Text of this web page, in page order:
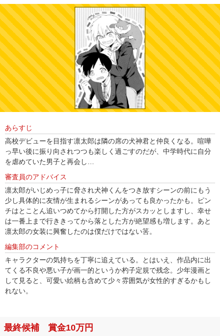
あらすじ
高校デビューを目指す凛太郎は隣の席の犬神君と仲良くなる。喧嘩
っ早い後に振り向されつつも楽しく過ごすのだが、中学時代に自分
を虐めていた男子と再会し…
審査員のアドバイス
凛太郎がいじめっ子に脅され犬神くんをつき放すシーンの前にもう
少し具体的に友情が生まれるシーンがあっても良かったかも。ピン
チはとことん追いつめてから打開した方がスカッとしますし、幸せ
は一番上まで行ききってから落とした方が絶望感も増します。あと
凛太郎の女装に興奮したのは僕だけではない筈。
編集部のコメント
キャラクターの気持ちを丁寧に追えている。とはいえ、作品内に出
てくる不良や悪い子が画一的というか杓子定規で残念。少年漫画と
して見ると、可愛い絵柄も含めて少々雰囲気が女性的すぎるかもし
れない。
最終候補 賞金10万円